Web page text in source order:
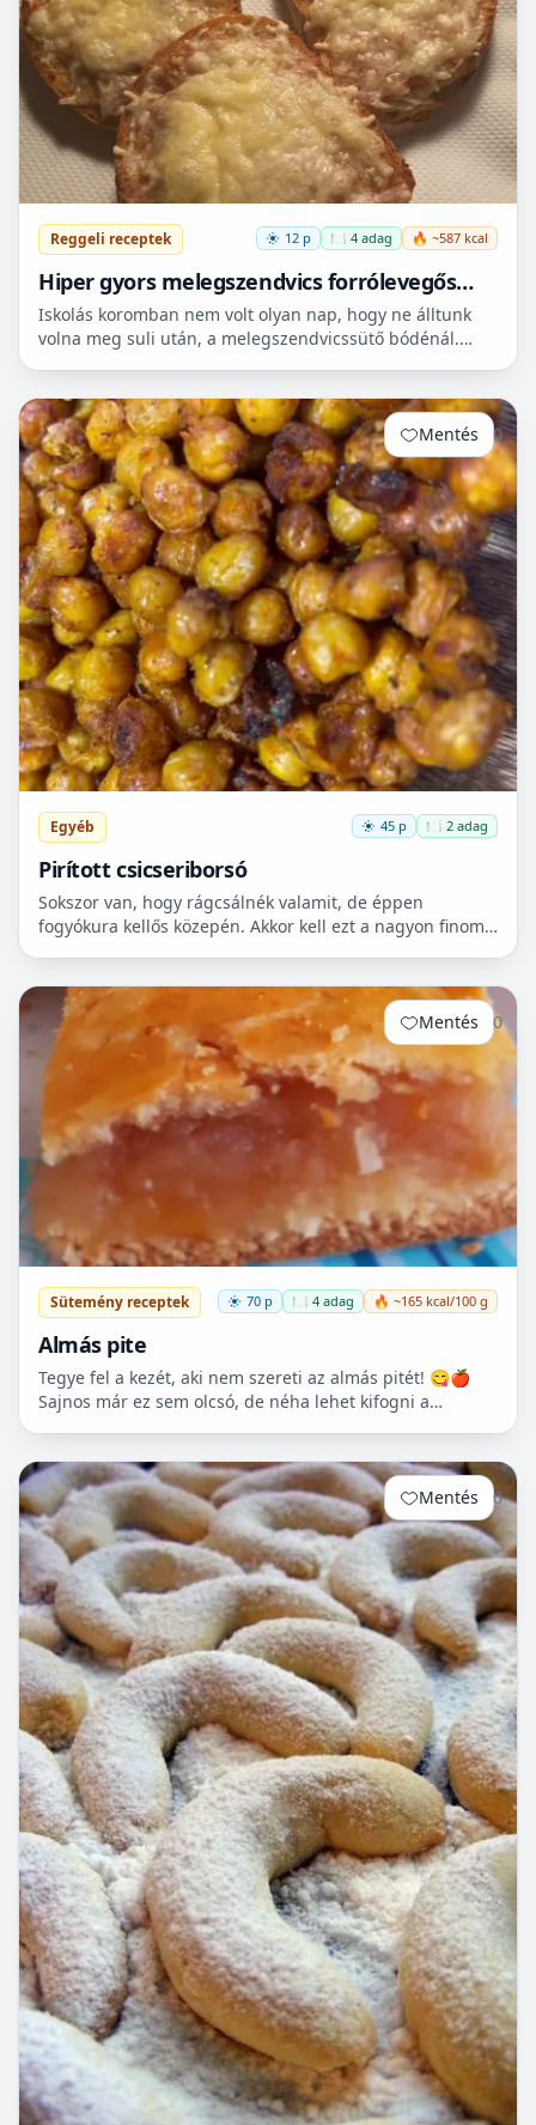
Reggeli receptek 12 p 🍽️ 4 adag 🔥 ~587 kcal
Hiper gyors melegszendvics forrólevegős
sütőbe
Iskolás koromban nem volt olyan nap, hogy ne álltunk
volna meg suli után, a melegszendvicssütő bódénál.
Mentés 0
Egyéb 45 p 🍽️ 2 adag
Pirított csicseriborsó
Sokszor van, hogy rágcsálnék valamit, de éppen
fogyókura kellős közepén. Akkor kell ezt a nagyon finom
Mentés 0
Sütemény receptek 70 p 🍽️ 4 adag 🔥 ~165 kcal/100 g
Almás pite
Tegye fel a kezét, aki nem szereti az almás pitét! 😋🍎
Sajnos már ez sem olcsó, de néha lehet kifogni a
Mentés 0